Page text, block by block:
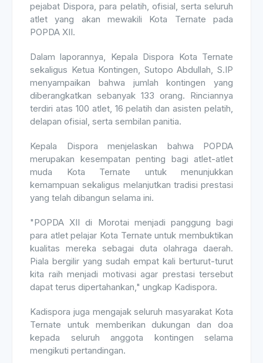
pejabat Dispora, para pelatih, ofisial, serta seluruh
atlet yang akan mewakili Kota Ternate pada
POPDA XII.
Dalam laporannya, Kepala Dispora Kota Ternate
sekaligus Ketua Kontingen, Sutopo Abdullah, S.IP
menyampaikan bahwa jumlah kontingen yang
diberangkatkan sebanyak 133 orang. Rinciannya
terdiri atas 100 atlet, 16 pelatih dan asisten pelatih,
delapan ofisial, serta sembilan panitia.
Kepala Dispora menjelaskan bahwa POPDA
merupakan kesempatan penting bagi atlet-atlet
muda Kota Ternate untuk menunjukkan
kemampuan sekaligus melanjutkan tradisi prestasi
yang telah dibangun selama ini.
"POPDA XII di Morotai menjadi panggung bagi
para atlet pelajar Kota Ternate untuk membuktikan
kualitas mereka sebagai duta olahraga daerah.
Piala bergilir yang sudah empat kali berturut-turut
kita raih menjadi motivasi agar prestasi tersebut
dapat terus dipertahankan," ungkap Kadispora.
Kadispora juga mengajak seluruh masyarakat Kota
Ternate untuk memberikan dukungan dan doa
kepada seluruh anggota kontingen selama
mengikuti pertandingan.